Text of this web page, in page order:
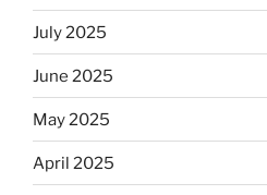
July 2025
June 2025
May 2025
April 2025